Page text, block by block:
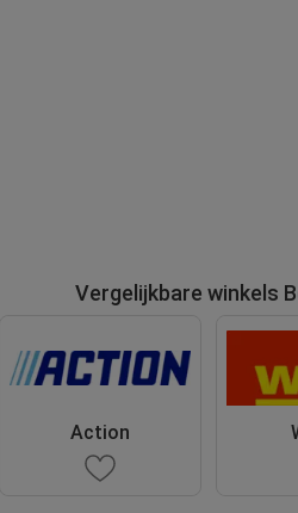
Vergelijkbare winkels
Action